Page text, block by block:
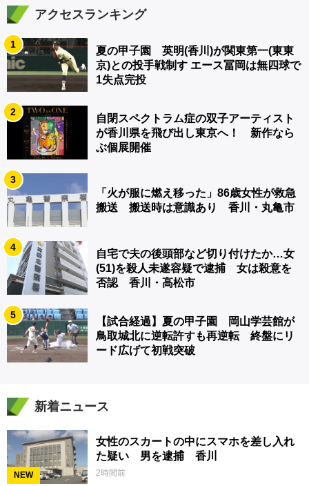
アクセスランキング
1
夏の甲子園 英明(香川)が関東第一(東東
京)との投手戦制す エース冨岡は無四球で
1失点完投
2
自閉スペクトラム症の双子アーティスト
が香川県を飛び出し東京へ！ 新作なら
ぶ個展開催
3
「火が服に燃え移った」86歳女性が救急
搬送 搬送時は意識あり 香川・丸亀市
4
自宅で夫の後頭部など切り付けたか…女
(51)を殺人未遂容疑で逮捕 女は殺意を
否認 香川・高松市
5
【試合経過】夏の甲子園 岡山学芸館が
鳥取城北に逆転許すも再逆転 終盤にリ
ード広げて初戦突破
新着ニュース
NEW
女性のスカートの中にスマホを差し入れ
た疑い 男を逮捕 香川
2時間前